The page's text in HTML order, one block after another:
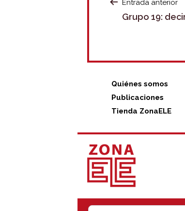
DE
Entrada anterior
Grupo 19:
Quiénes somos
Publicaciones
Tienda ZonaELE